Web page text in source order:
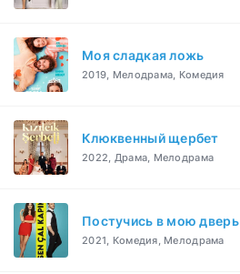
Моя сладкая ложь
2019, Мелодрама, Комедия
Клюквенный щербет
2022, Драма, Мелодрама
Постучись в мою дверь
2021, Комедия, Мелодрама